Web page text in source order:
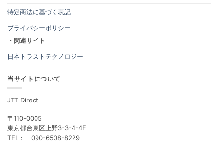
特定商法に基づく表記
プライバシーポリシー
・関連サイト
日本トラストテクノロジー
当サイトについて
JTT Direct
〒110-0005
東京都台東区上野3-3-4-4F
TEL： 090-6508-8229